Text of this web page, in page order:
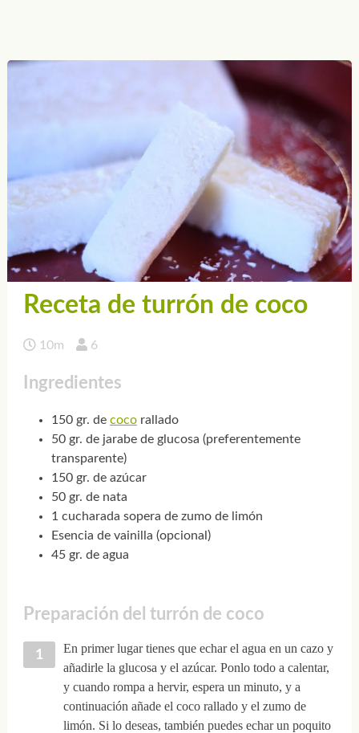
Receta de turrón de coco
10m 6
Ingredientes
150 gr. de cocorallado
50 gr. de jarabe de glucosa (preferentemente
transparente)
150 gr. de azúcar
50 gr. de nata
1 cucharada sopera de zumo de limón
Esencia de vainilla (opcional)
45 gr. de agua
Preparación del turrón de coco
En primer lugar tienes que echar el agua en un cazo y
añadirle la glucosa y el azúcar. Ponlo todo a calentar,
y cuando rompa a hervir, espera un minuto, y a
continuación añade el coco rallado y el zumo de
limón. Si lo deseas, también puedes echar un poquito